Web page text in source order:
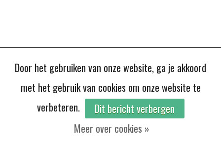
Door het gebruiken van onze website, ga je akkoord
met het gebruik van cookies om onze website te
verbeteren.
Dit bericht verbergen
Meer over cookies »